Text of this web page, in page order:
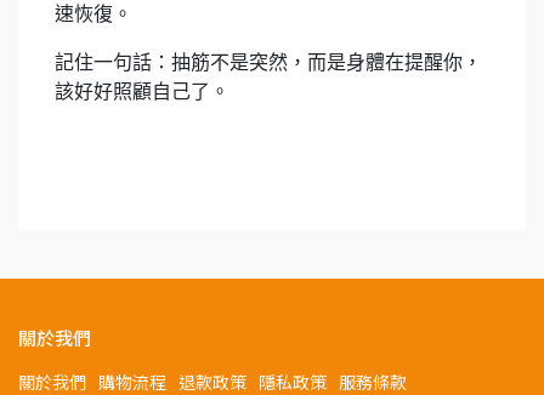
速恢復。
記住一句話：抽筋不是突然，而是身體在提醒你，
該好好照顧自己了。
關於我們
關於我們 購物流程 退款政策 隱私政策 服務條款